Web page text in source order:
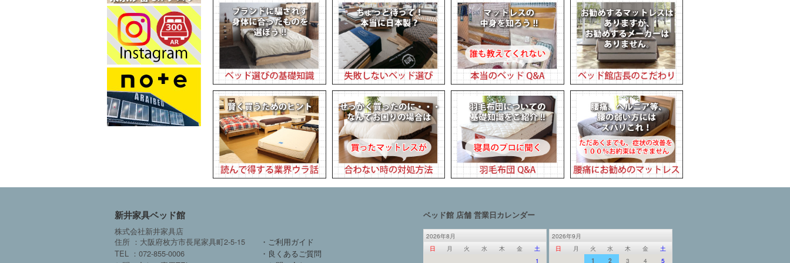
新井家具ベッド館
株式会社新井家具店
住所 ：大阪府枚方市長尾家具町2-5-15
TEL ：072-855-0006
・ご利用ガイド
・良くあるご質問
ベッド館 店舗 営業日カレンダー
2026年8月
日
月 火 水 木 金
土
1
2026年9月
日
月 火 水 木 金
土
1
2 3 4 5